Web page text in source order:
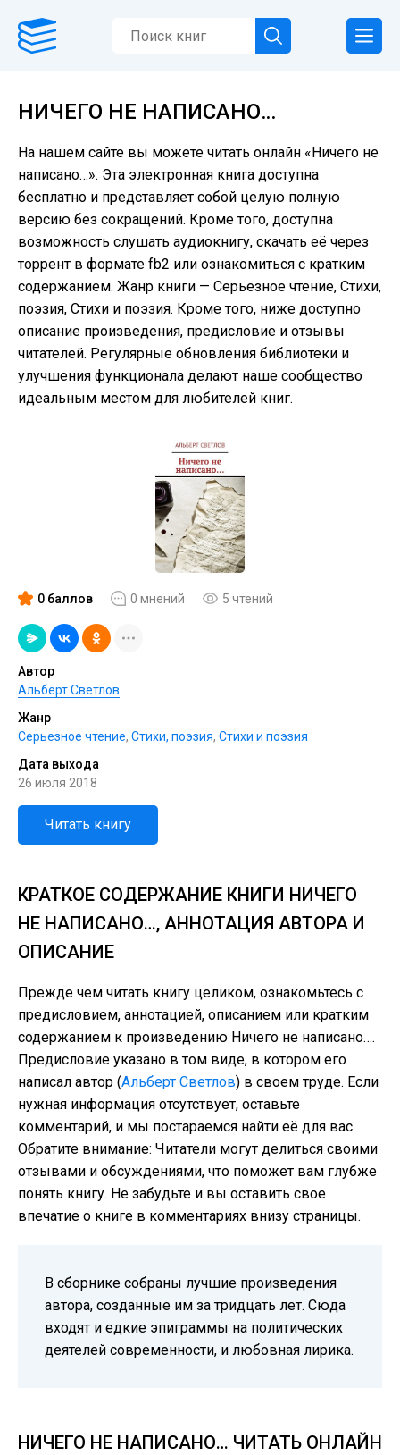
НИЧЕГО НЕ НАПИСАНО…
На нашем сайте вы можете читать онлайн «Ничего не
написано…». Эта электронная книга доступна
бесплатно и представляет собой целую полную
версию без сокращений. Кроме того, доступна
возможность слушать аудиокнигу, скачать её через
торрент в формате fb2 или ознакомиться с кратким
содержанием. Жанр книги — Серьезное чтение, Cтихи,
поэзия, Стихи и поэзия. Кроме того, ниже доступно
описание произведения, предисловие и отзывы
читателей. Регулярные обновления библиотеки и
улучшения функционала делают наше сообщество
идеальным местом для любителей книг.
0 баллов 0 мнений 5 чтений
Автор
Альберт Светлов
Жанр
Серьезное чтение, Cтихи, поэзия, Стихи и поэзия
Дата выхода
26 июля 2018
Читать книгу
КРАТКОЕ СОДЕРЖАНИЕ КНИГИ НИЧЕГО
НЕ НАПИСАНО…, АННОТАЦИЯ АВТОРА И
ОПИСАНИЕ
Прежде чем читать книгу целиком, ознакомьтесь с
предисловием, аннотацией, описанием или кратким
содержанием к произведению Ничего не написано….
Предисловие указано в том виде, в котором его
написал автор (Альберт Светлов) в своем труде. Если
нужная информация отсутствует, оставьте
комментарий, и мы постараемся найти её для вас.
Обратите внимание: Читатели могут делиться своими
отзывами и обсуждениями, что поможет вам глубже
понять книгу. Не забудьте и вы оставить свое
впечатие о книге в комментариях внизу страницы.
В сборнике собраны лучшие произведения
автора, созданные им за тридцать лет. Сюда
входят и едкие эпиграммы на политических
деятелей современности, и любовная лирика.
НИЧЕГО НЕ НАПИСАНО… ЧИТАТЬ ОНЛАЙН